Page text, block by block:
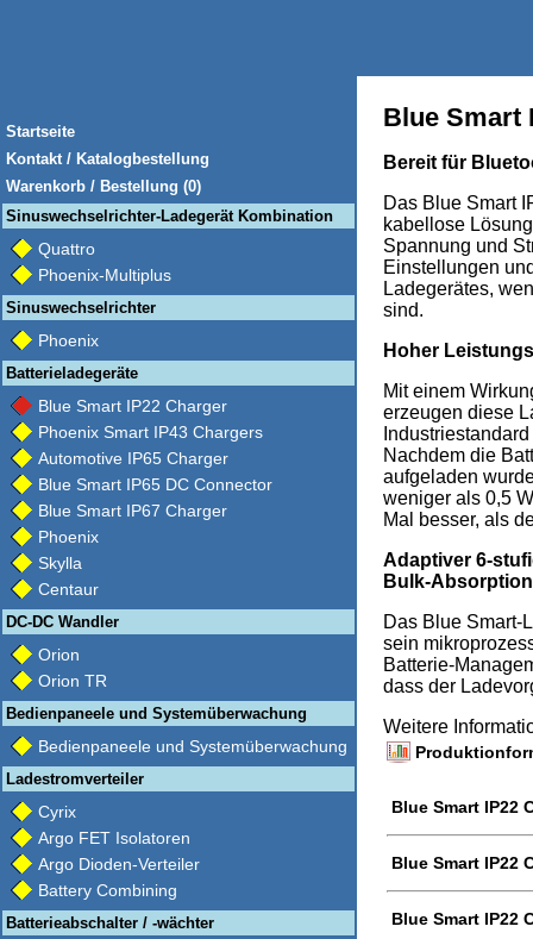
Startseite
Kontakt / Katalogbestellung
Warenkorb / Bestellung (0)
Sinuswechselrichter-Ladegerät Kombination
Quattro
Phoenix-Multiplus
Sinuswechselrichter
Phoenix
Batterieladegeräte
Blue Smart IP22 Charger
Phoenix Smart IP43 Chargers
Automotive IP65 Charger
Blue Smart IP65 DC Connector
Blue Smart IP67 Charger
Phoenix
Skylla
Centaur
DC-DC Wandler
Orion
Orion TR
Bedienpaneele und Systemüberwachung
Bedienpaneele und Systemüberwachung
Ladestromverteiler
Cyrix
Argo FET Isolatoren
Argo Dioden-Verteiler
Battery Combining
Batterieabschalter / -wächter
Blue Smart
Bereit für
Das Blue Smart
kabellose
Spannung und
Einstellungen
Ladegerätes,
sind.
Hoher
Mit einem
erzeugen diese
Nachdem die
aufgeladen
weniger als 0,5
Mal besser, als
Adaptiver 6-
Bulk-
Das Blue Smart-
sein
Batterie-
dass der
Weitere
Blue Smart IP22
Blue Smart IP22
Blue Smart IP22